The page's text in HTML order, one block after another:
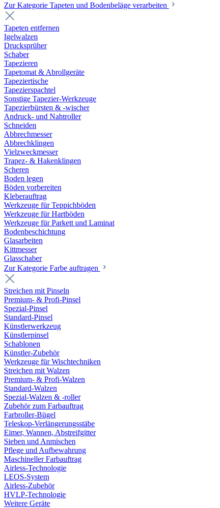
Zur Kategorie Tapeten und Bodenbeläge verarbeiten
Tapeten entfernen
Igelwalzen
Drucksprüher
Schaber
Tapezieren
Tapetomat & Abrollgeräte
Tapeziertische
Tapezierspachtel
Sonstige Tapezier-Werkzeuge
Tapezierbürsten & -wischer
Andruck- und Nahtroller
Schneiden
Abbrechmesser
Abbrechklingen
Vielzweckmesser
Trapez- & Hakenklingen
Scheren
Boden legen
Böden vorbereiten
Kleberauftrag
Werkzeuge für Teppichböden
Werkzeuge für Hartböden
Werkzeuge für Parkett und Laminat
Bodenbeschichtung
Glasarbeiten
Kittmesser
Glasschaber
Zur Kategorie Farbe auftragen
Streichen mit Pinseln
Premium- & Profi-Pinsel
Spezial-Pinsel
Standard-Pinsel
Künstlerwerkzeug
Künstlerpinsel
Schablonen
Künstler-Zubehör
Werkzeuge für Wischtechniken
Streichen mit Walzen
Premium- & Profi-Walzen
Standard-Walzen
Spezial-Walzen & -roller
Zubehör zum Farbauftrag
Farbroller-Bügel
Teleskop-Verlängerungsstäbe
Eimer, Wannen, Abstreifgitter
Sieben und Anmischen
Pflege und Aufbewahrung
Maschineller Farbauftrag
Airless-Technologie
LEOS-System
Airless-Zubehör
HVLP-Technologie
Weitere Geräte